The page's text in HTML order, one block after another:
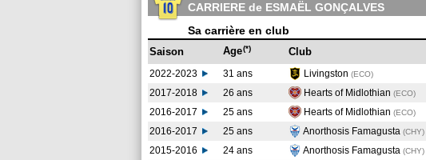
CARRIERE de ESMAËL GONÇALVES
Sa carrière en club
Saison Age(*) Club
2022-2023 31 ans Livingston (ECO)
2017-2018
26 ans Hearts of Midlothian (ECO)
2016-2017
25 ans Hearts of Midlothian (ECO)
2016-2017
25 ans Anorthosis Famagusta (CHY)
2015-2016
24 ans Anorthosis Famagusta (CHY)